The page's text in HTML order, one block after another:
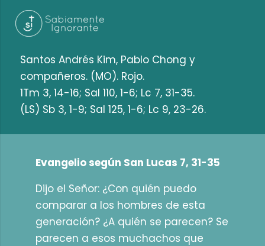
Santos Andrés Kim, Pablo Chong y
compañeros. (MO). Rojo.
1Tm 3, 14-16; Sal 110, 1-6; Lc 7, 31-35.
(LS) Sb 3, 1-9; Sal 125, 1-6; Lc 9, 23-26.
Evangelio según San Lucas 7, 31-35
Dijo el Señor: ¿Con quién puedo
comparar a los hombres de esta
generación? ¿A quién se parecen? Se
parecen a esos muchachos que